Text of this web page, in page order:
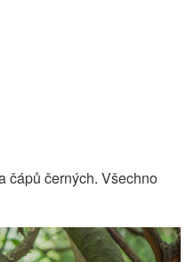
čápů černých. Všechno